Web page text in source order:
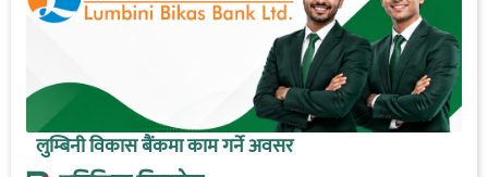
लुम्बिनी विकास बैंकमा काम गर्ने अवसर